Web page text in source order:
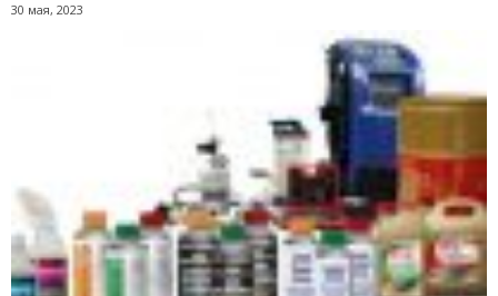
30 мая, 2023